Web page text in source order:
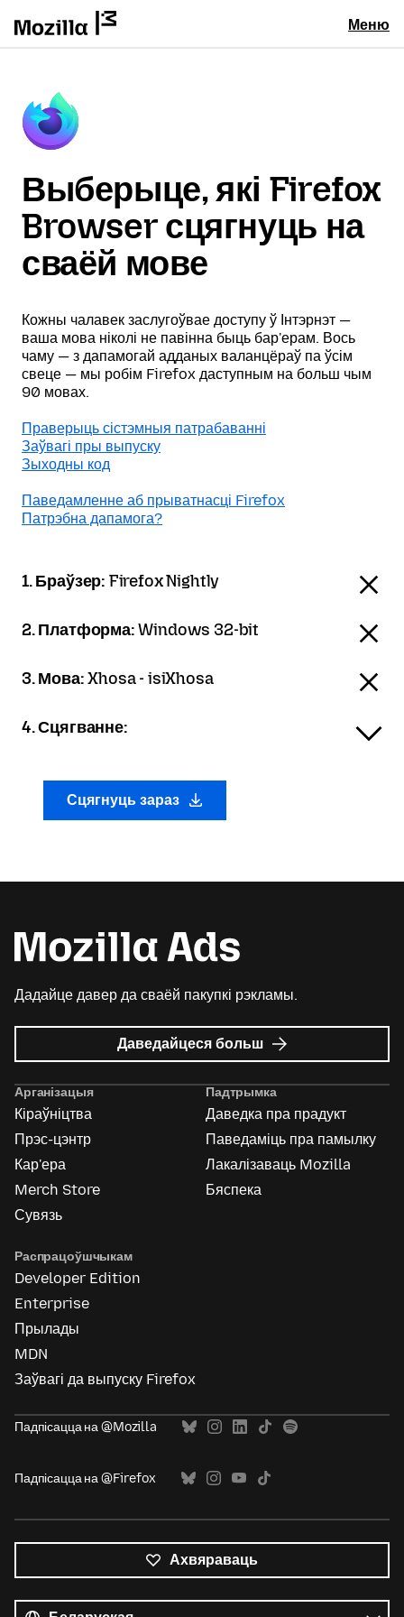
Меню
Выберыце, які Firefox
Browser сцягнуць на
сваёй мове
Кожны чалавек заслугоўвае доступу ў Інтэрнэт —
ваша мова ніколі не павінна быць бар'ерам. Вось
чаму — з дапамогай адданых валанцёраў па ўсім
свеце — мы робім Firefox даступным на больш чым
90 мовах.
Праверыць сістэмныя патрабаванні
Заўвагі пры выпуску
Зыходны код
Паведамленне аб прыватнасці Firefox
Патрэбна дапамога?
1. Браўзер: Firefox Nightly
2. Платформа:Windows 32-bit
3. Мова:Xhosa - isiXhosa
4. Сцягванне:
Сцягнуць зараз
Дадайце давер да сваёй пакупкі рэкламы.
Даведайцеся больш пра
Mozilla
Арганізацыя
Кіраўніцтва
Прэс-цэнтр
Кар'ера
Merch Store
Сувязь
Падтрымка
Даведка пра прадукт
Паведаміць пра памылку
Лакалізаваць Mozilla
Бяспека
Распрацоўшчыкам
Developer Edition
Enterprise
Прылады
MDN
Заўвагі да выпуску Firefox
Падпісацца на @Mozilla
Падпісацца на @Firefox
Ахвяраваць
мовы
Мова